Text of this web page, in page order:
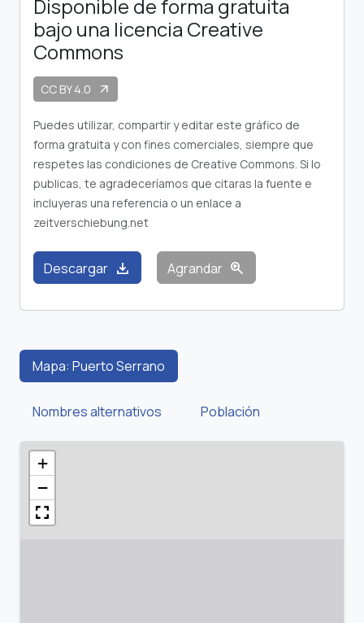
Disponible de forma gratuita
bajo una licencia Creative
Commons
CC BY 4.0 arrow_outward
Puedes utilizar, compartir y editar este gráfico de
forma gratuita y con fines comerciales, siempre que
respetes las condiciones de Creative Commons. Si lo
publicas, te agradeceríamos que citaras la fuente e
incluyeras una referencia o un enlace a
zeitverschiebung.net
Descargar download Agrandar zoom_in
Mapa: Puerto Serrano
Nombres alternativos Población
+
−